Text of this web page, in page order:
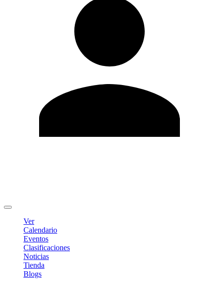
Ver
Calendario
Eventos
Clasificaciones
Noticias
Tienda
Blogs